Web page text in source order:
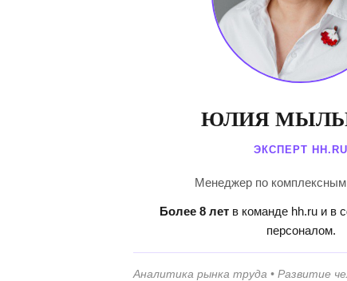
ЮЛИЯ
ЭКСПЕРТ HH.RU
Менеджер по
Более 8 летв команде hh.ru и в
персоналом.
Аналитика рынка труда • Развитие